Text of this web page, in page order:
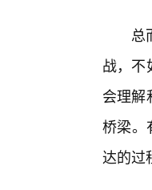
总
战，不
会理解
桥梁。
达的过